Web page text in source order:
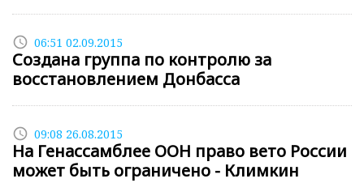
access_time 06:51 02.09.2015
Создана группа по контролю за
восстановлением Донбасса
access_time 09:08 26.08.2015
На Генассамблее ООН право вето России
может быть ограничено - Климкин